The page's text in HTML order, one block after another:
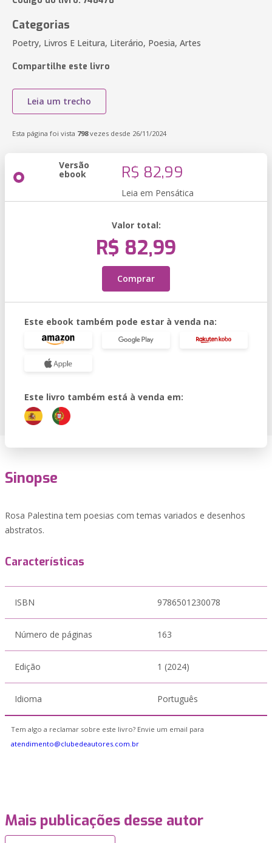
Categorias
Poetry, Livros E Leitura, Literário, Poesia, Artes
Compartilhe este livro
Leia um trecho
Esta página foi vista 798vezes desde 26/11/2024
Versão
ebook R$ 82,99
Leia em Pensática
Valor total:
R$ 82,99
Comprar
Este ebook também pode estar à venda na:
Este livro também está à venda em:
Sinopse
Rosa Palestina tem poesias com temas variados e desenhos
abstratos.
Características
ISBN 9786501230078
Número de páginas 163
Edição 1 (2024)
Idioma Português
Tem algo a reclamar sobre este livro? Envie um email para
atendimento@clubedeautores.com.br
Mais publicações desse autor